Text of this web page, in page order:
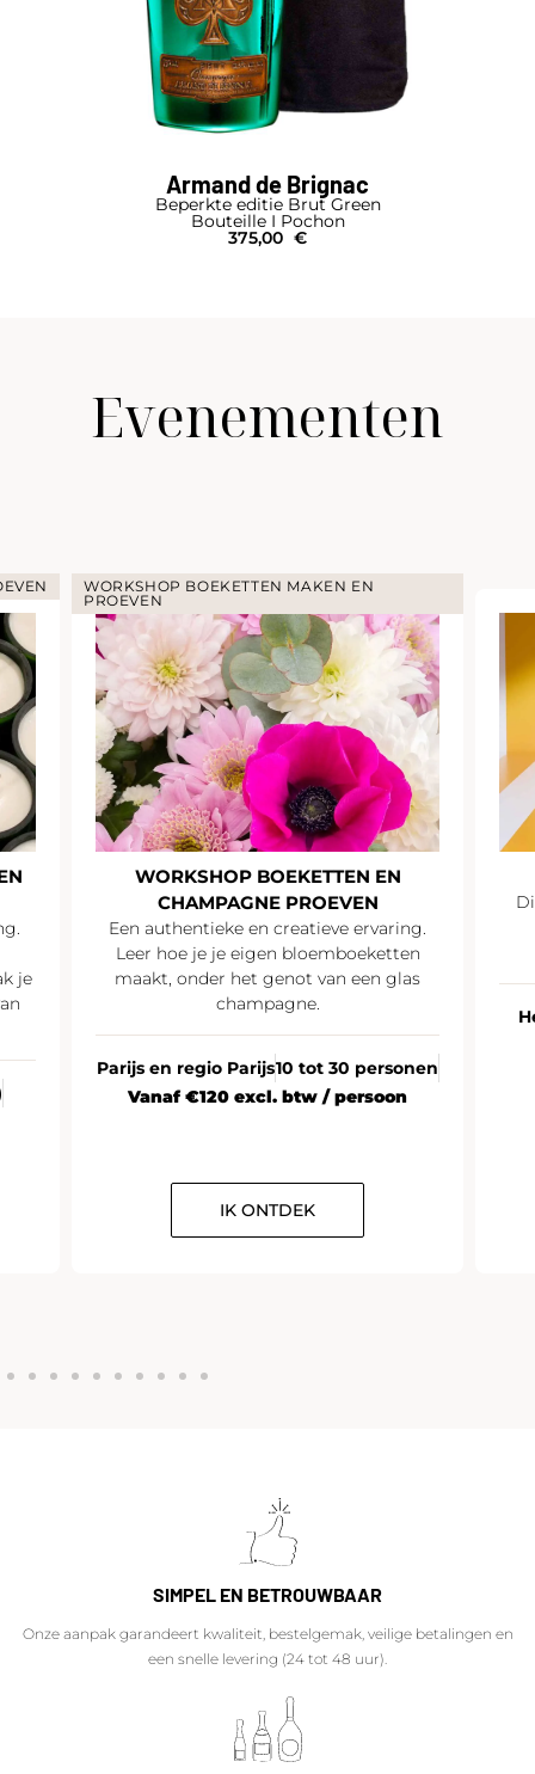
Armand de Brignac
Beperkte editie Brut Green
Bouteille I Pochon
375,00 €
Evenementen
je
WORKSHOP BOEKETTEN MAKEN EN
PROEVEN
WORKSHOP BOEKETTEN EN
CHAMPAGNE PROEVEN
Een authentieke en creatieve ervaring.
Leer hoe je je eigen bloemboeketten
maakt, onder het genot van een glas
champagne.
Parijs en regio Parijs10 tot 30 personen
Vanaf €120 excl. btw / persoon
IK ONTDEK
SIMPEL EN BETROUWBAAR
Onze aanpak garandeert kwaliteit, bestelgemak, veilige betalingen en
een snelle levering (24 tot 48 uur).